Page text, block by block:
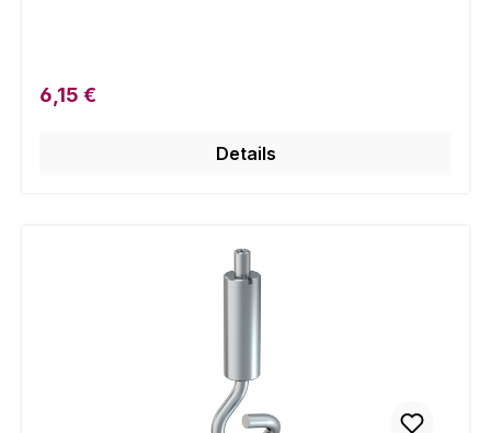
Regulärer Preis:
6,15 €
Details